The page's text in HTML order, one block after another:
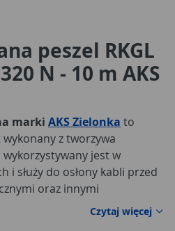
peszel RKGL
N - 10 m AKS
marki AKS Zielonka to
z tworzywa
jest w
i służy do osłony kabli przed
oraz innymi
takimi jak na przykład
posiadają
Czytaj więcej